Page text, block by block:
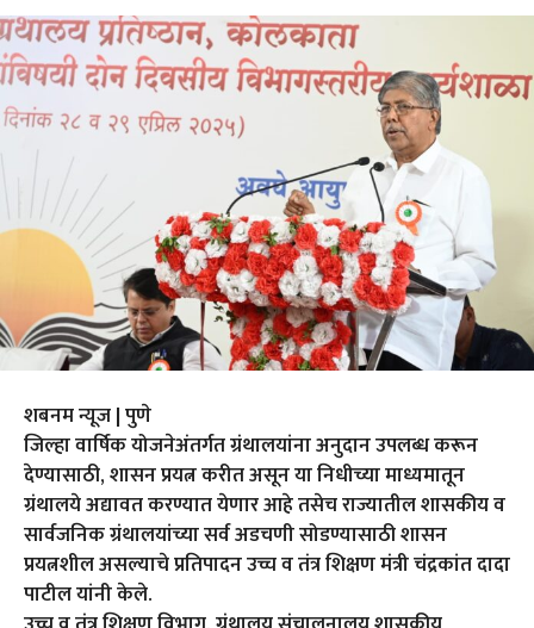
शबनम न्यूज | पुणे
जिल्हा वार्षिक योजनेअंतर्गत ग्रंथालयांना अनुदान उपलब्ध करून
देण्यासाठी, शासन प्रयत्न करीत असून या निधीच्या माध्यमातून
ग्रंथालये अद्यावत करण्यात येणार आहे तसेच राज्यातील शासकीय व
सार्वजनिक ग्रंथालयांच्या सर्व अडचणी सोडण्यासाठी शासन
प्रयत्नशील असल्याचे प्रतिपादन उच्च व तंत्र शिक्षण मंत्री चंद्रकांत दादा
पाटील यांनी केले.